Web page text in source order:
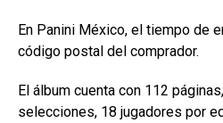
En Panini México, el tiempo de
código postal del comprador.
El álbum cuenta con 112
selecciones, 18 jugadores por